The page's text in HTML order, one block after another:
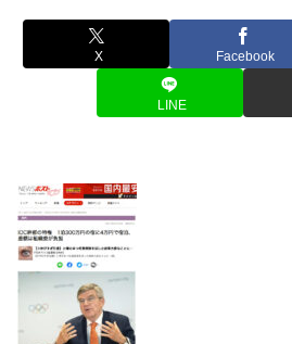
X Facebook
LINE